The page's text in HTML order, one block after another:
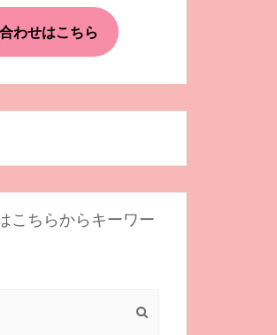
わせはこちら
こちらからキーワー